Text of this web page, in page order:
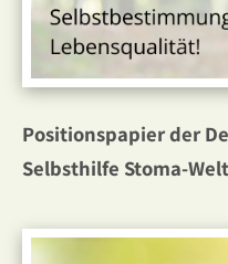
Positionspapier der
Selbsthilfe Stoma-Welt